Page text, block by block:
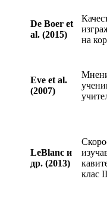
De Boer et
al. (2015)
на
Eve et al.
(2007)
LeBlanc и
др. (2013)
клас II